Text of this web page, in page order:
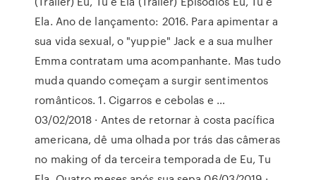
Ela. Ano de lançamento: 2016. Para apimentar a
sua vida sexual, o "yuppie" Jack e a sua mulher
Emma contratam uma acompanhante. Mas tudo
muda quando começam a surgir sentimentos
românticos. 1. Cigarros e cebolas e …
03/02/2018 · Antes de retornar à costa pacífica
americana, dê uma olhada por trás das câmeras
no making of da terceira temporada de Eu, Tu